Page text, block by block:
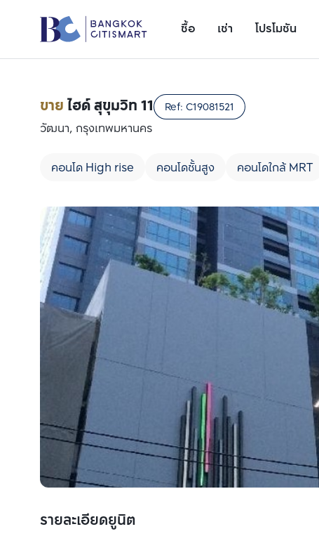
ซื้อ เช่า โปรโมชัน
ขายไฮด์ สุขุมวิท 11 Ref: C19081521
วัฒนา, กรุงเทพมหานคร
คอนโด High rise คอนโดชั้นสูง คอนโดใกล้ MRT
รายละเอียดยูนิต
เพิ่มยูนิตเปรียบเทียบ
รายการที่ 1